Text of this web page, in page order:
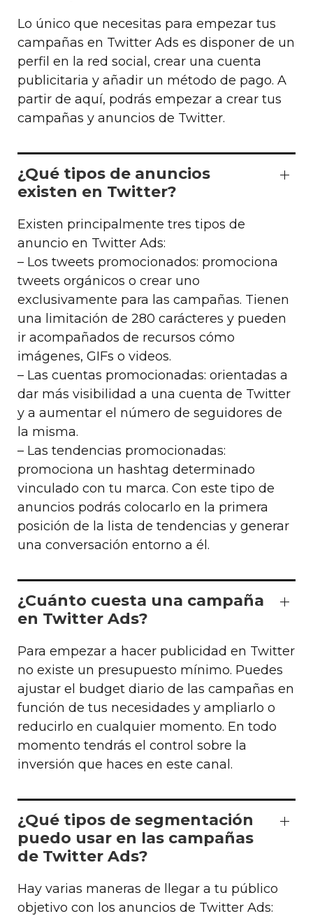
Lo único que necesitas para empezar tus
campañas en Twitter Ads es disponer de un
perfil en la red social, crear una cuenta
publicitaria y añadir un método de pago. A
partir de aquí, podrás empezar a crear tus
campañas y anuncios de Twitter.
¿Qué tipos de anuncios
existen en Twitter?
Existen principalmente tres tipos de
anuncio en Twitter Ads:
– Los tweets promocionados: promociona
tweets orgánicos o crear uno
exclusivamente para las campañas. Tienen
una limitación de 280 carácteres y pueden
ir acompañados de recursos cómo
imágenes, GIFs o videos.
– Las cuentas promocionadas: orientadas a
dar más visibilidad a una cuenta de Twitter
y a aumentar el número de seguidores de
la misma.
– Las tendencias promocionadas:
promociona un hashtag determinado
vinculado con tu marca. Con este tipo de
anuncios podrás colocarlo en la primera
posición de la lista de tendencias y generar
una conversación entorno a él.
¿Cuánto cuesta una campaña
en Twitter Ads?
Para empezar a hacer publicidad en Twitter
no existe un presupuesto mínimo. Puedes
ajustar el budget diario de las campañas en
función de tus necesidades y ampliarlo o
reducirlo en cualquier momento. En todo
momento tendrás el control sobre la
inversión que haces en este canal.
¿Qué tipos de segmentación
puedo usar en las campañas
de Twitter Ads?
Hay varias maneras de llegar a tu público
objetivo con los anuncios de Twitter Ads: